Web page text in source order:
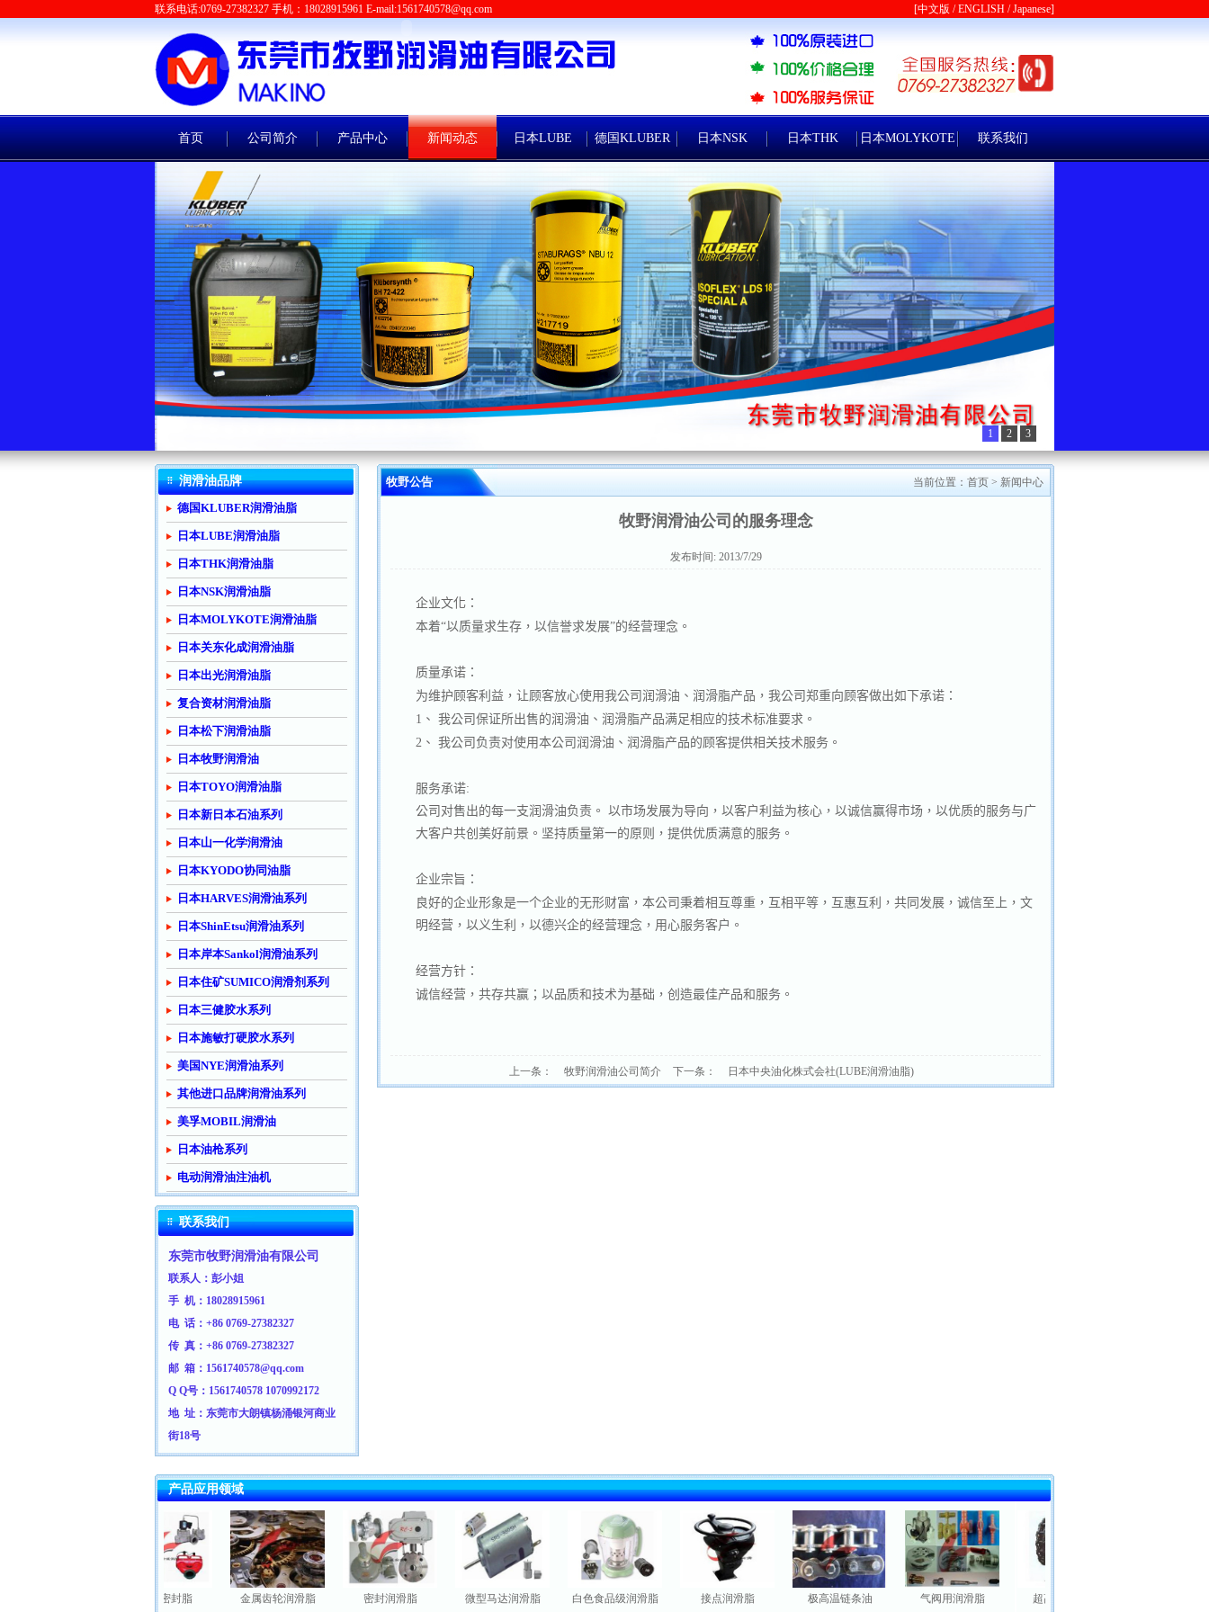
联系电话:0769-27382327 手机：18028915961 E-mail:1561740578@qq.com [中文版 /ENGLISH /Japanese]
首页 公司简介 产品中心 新闻动态 日本LUBE 德国KLUBER 日本NSK 日本THK 日本MOLYKOTE 联系我们
1 2 3
润滑油品牌
德国KLUBER润滑油脂
日本LUBE润滑油脂
日本THK润滑油脂
日本NSK润滑油脂
日本MOLYKOTE润滑油脂
日本关东化成润滑油脂
日本出光润滑油脂
复合资材润滑油脂
日本松下润滑油脂
日本牧野润滑油
日本TOYO润滑油脂
日本新日本石油系列
日本山一化学润滑油
日本KYODO协同油脂
日本HARVES润滑油系列
日本ShinEtsu润滑油系列
日本岸本Sankol润滑油系列
日本住矿SUMICO润滑剂系列
日本三健胶水系列
日本施敏打硬胶水系列
美国NYE润滑油系列
其他进口品牌润滑油系列
美孚MOBIL润滑油
日本油枪系列
电动润滑油注油机
联系我们
东莞市牧野润滑油有限公司
联系人：彭小姐
手 机： 18028915961
电 话：+86 0769-27382327
传 真：+86 0769-27382327
邮 箱：1561740578@qq.com
Q Q号：1561740578 1070992172
地 址：东莞市大朗镇杨涌银河商业
街18号
牧野公告 当前位置： 首页 > 新闻中心
牧野润滑油公司的服务理念
发布时间: 2013/7/29
企业文化：
本着“以质量求生存，以信誉求发展”的经营理念。
质量承诺：
为维护顾客利益，让顾客放心使用我公司润滑油、润滑脂产品，我公司郑重向顾客做出如下承诺：
1 、 我公司保证所出售的润滑油、润滑脂产品满足相应的技术标准要求。
2 、 我公司负责对使用本公司润滑油、润滑脂产品的顾客提供相关技术服务。
服务承诺:
公司对售出的每一支润滑油负责。 以市场发展为导向，以客户利益为核心，以诚信赢得市场，以优质的服务与广
大客户共创美好前景。坚持质量第一的原则，提供优质满意的服务。
企业宗旨：
良好的企业形象是一个企业的无形财富，本公司秉着相互尊重，互相平等，互惠互利，共同发展，诚信至上，文
明经营，以义生利，以德兴企的经营理念，用心服务客户。
经营方针：
诚信经营，共存共赢；以品质和技术为基础，创造最佳产品和服务。
上一条： 牧野润滑油公司简介 下一条： 日本中央油化株式会社(LUBE润滑油脂)
产品应用领域
特种密封脂 金属齿轮润滑脂 密封润滑脂 微型马达润滑脂 白色食品级润滑脂 接点润滑脂 极高温链条油 气阀用润滑脂 超高温链条油